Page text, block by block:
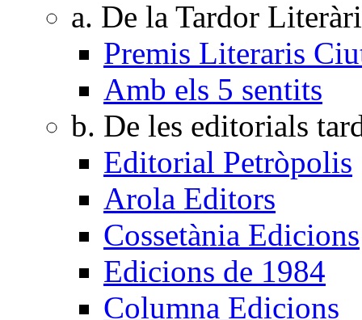
a. De la Tardor
Premis Literaris
Amb els 5 sentits
b. De les editorials
Editorial Petròpolis
Arola Editors
Cossetània Edicions
Edicions de 1984
Columna Edicions